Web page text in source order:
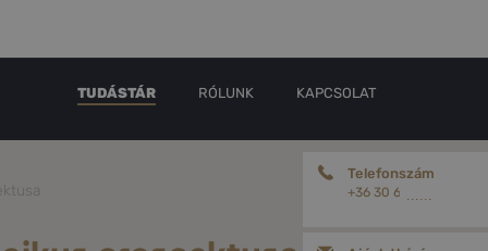
TUDÁSTÁR RÓLUNK KAPCSOLAT
Telefonszám
+36 30 656 18 78
......